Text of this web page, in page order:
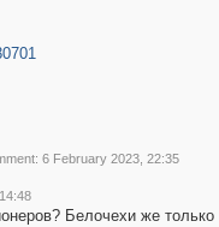
6 February 2023, 22:35
Белочехи же только